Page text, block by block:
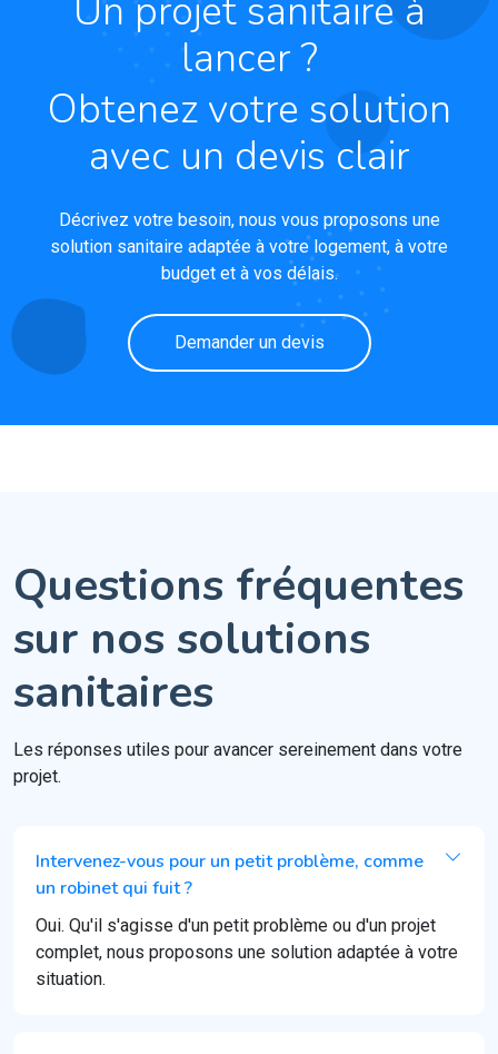
Un projet sanitaire à
lancer ?
Obtenez votre solution
avec un devis clair
Décrivez votre besoin, nous vous proposons une
solution sanitaire adaptée à votre logement, à votre
budget et à vos délais.
Demander un devis
Questions fréquentes
sur nos solutions
sanitaires
Les réponses utiles pour avancer sereinement dans votre
projet.
Intervenez-vous pour un petit problème, comme
un robinet qui fuit ?
Oui. Qu'il s'agisse d'un petit problème ou d'un projet
complet, nous proposons une solution adaptée à votre
situation.